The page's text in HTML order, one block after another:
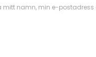
mitt namn, min e-